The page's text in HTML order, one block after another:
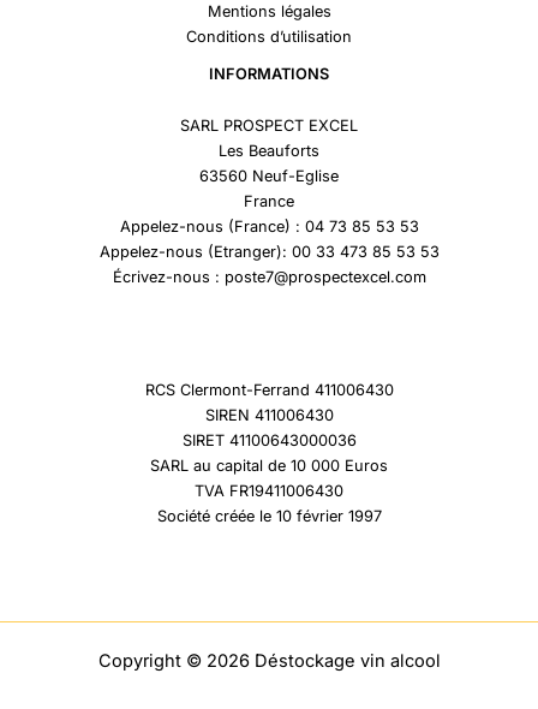
Mentions légales
Conditions d’utilisation
INFORMATIONS
SARL PROSPECT EXCEL
Les Beauforts
63560 Neuf-Eglise
France
Appelez-nous (France) : 04 73 85 53 53
Appelez-nous (Etranger): 00 33 473 85 53 53
Écrivez-nous : poste7@prospectexcel.com
RCS Clermont-Ferrand 411006430
SIREN 411006430
SIRET 41100643000036
SARL au capital de 10 000 Euros
TVA FR19411006430
Société créée le 10 février 1997
Copyright © 2026 Déstockage vin alcool